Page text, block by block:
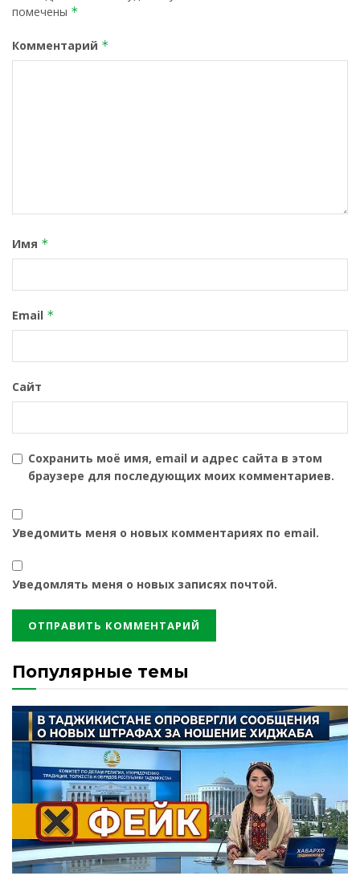
помечены *
Комментарий *
Имя *
Email *
Сайт
Сохранить моё имя, email и адрес сайта в этом
браузере для последующих моих комментариев.
Уведомить меня о новых комментариях по email.
Уведомлять меня о новых записях почтой.
Популярные темы